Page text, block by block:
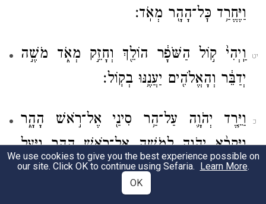
וַיֶּחֱרַ֥ד כׇּל־הָהָ֖ר מְאֹֽד׃
יט
וַֽיְהִי֙ ק֣וֹל הַשֹּׁפָ֔ר הוֹלֵ֖ךְ וְחָזֵ֣ק מְאֹ֑ד מֹשֶׁ֣ה
יְדַבֵּ֔ר וְהָאֱלֹהִ֖ים יַעֲנֶ֥נּוּ בְקֽוֹל׃
כ
וַיֵּ֧רֶד יְהֹוָ֛ה עַל־הַ֥ר סִינַ֖י אֶל־רֹ֣אשׁ הָהָ֑ר
וַיִּקְרָ֨א יְהֹוָ֧ה לְמֹשֶׁ֛ה אֶל־רֹ֥אשׁ הָהָ֖ר וַיַּ֥עַל
מֹשֶֽׁה׃
We use cookies to give you the best experience possible on
our site. Click OK to continue using Sefaria. Learn More.
OK